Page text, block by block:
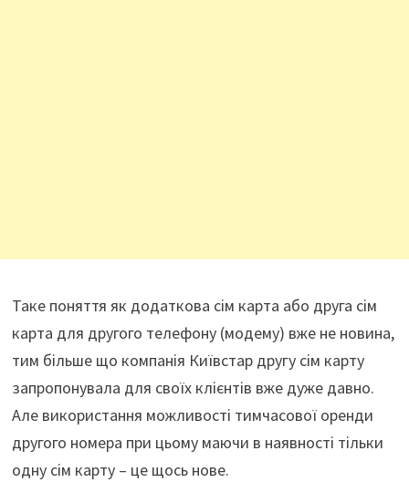
Таке поняття як додаткова сім карта або друга сім
карта для другого телефону (модему) вже не новина,
тим більше що компанія Київстар другу сім карту
запропонувала для своїх клієнтів вже дуже давно.
Але використання можливості тимчасової оренди
другого номера при цьому маючи в наявності тільки
одну сім карту – це щось нове.